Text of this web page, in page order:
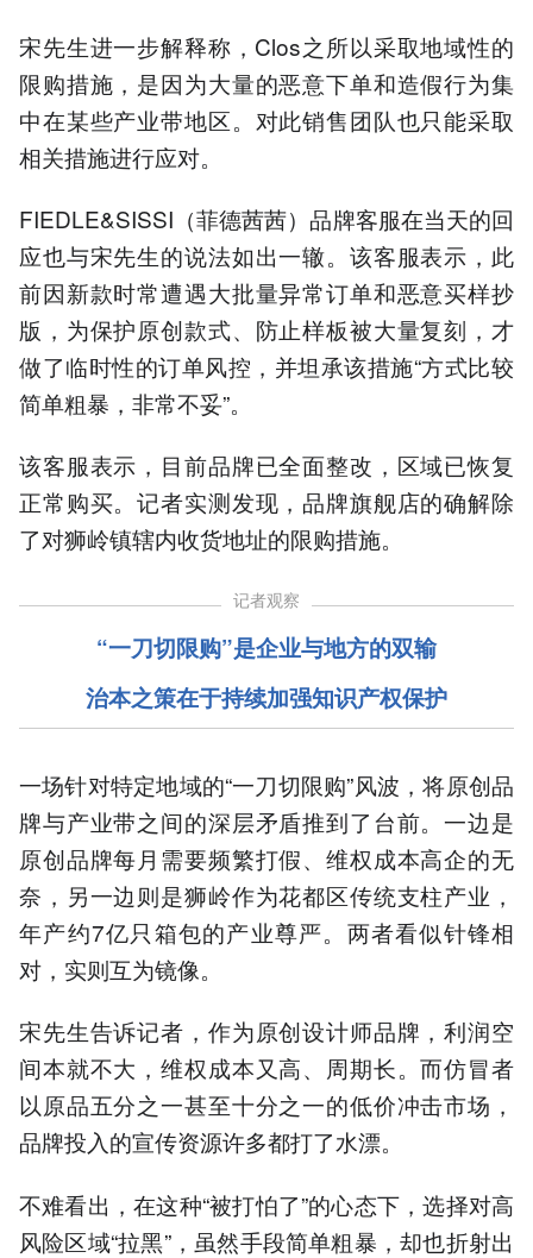
宋先生进一步解释称，Clos之所以采取地域性的
限购措施，是因为大量的恶意下单和造假行为集
中在某些产业带地区。对此销售团队也只能采取
相关措施进行应对。
FIEDLE&SISSI（菲德茜茜）品牌客服在当天的回
应也与宋先生的说法如出一辙。该客服表示，此
前因新款时常遭遇大批量异常订单和恶意买样抄
版，为保护原创款式、防止样板被大量复刻，才
做了临时性的订单风控，并坦承该措施“方式比较
简单粗暴，非常不妥”。
该客服表示，目前品牌已全面整改，区域已恢复
正常购买。记者实测发现，品牌旗舰店的确解除
了对狮岭镇辖内收货地址的限购措施。
记者观察
“一刀切限购”是企业与地方的双输
治本之策在于持续加强知识产权保护
一场针对特定地域的“一刀切限购”风波，将原创品
牌与产业带之间的深层矛盾推到了台前。一边是
原创品牌每月需要频繁打假、维权成本高企的无
奈，另一边则是狮岭作为花都区传统支柱产业，
年产约7亿只箱包的产业尊严。两者看似针锋相
对，实则互为镜像。
宋先生告诉记者，作为原创设计师品牌，利润空
间本就不大，维权成本又高、周期长。而仿冒者
以原品五分之一甚至十分之一的低价冲击市场，
品牌投入的宣传资源许多都打了水漂。
不难看出，在这种“被打怕了”的心态下，选择对高
风险区域“拉黑”，虽然手段简单粗暴，却也折射出